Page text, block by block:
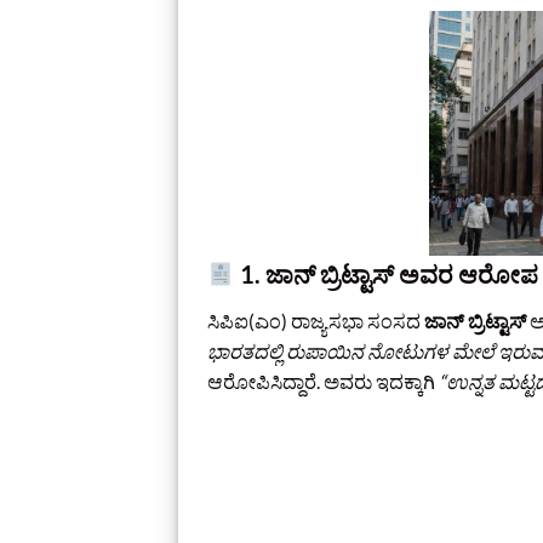
1. ಜಾನ್ ಬ್ರಿಟ್ಟಾಸ್ ಅವರ
ಸಿಪಿಐ(ಎಂ) ರಾಜ್ಯಸಭಾ ಸಂಸದ ಜಾನ್ ಬ್ರಿಟ್ಟಾಸ್
ಭಾರತದಲ್ಲಿ ರುಪಾಯಿನ ನೋಟುಗಳ ಮೇಲೆ
ಆರೋಪಿಸಿದ್ದಾರೆ. ಅವರು ಇದಕ್ಕಾಗಿ “ಉನ್ನತ